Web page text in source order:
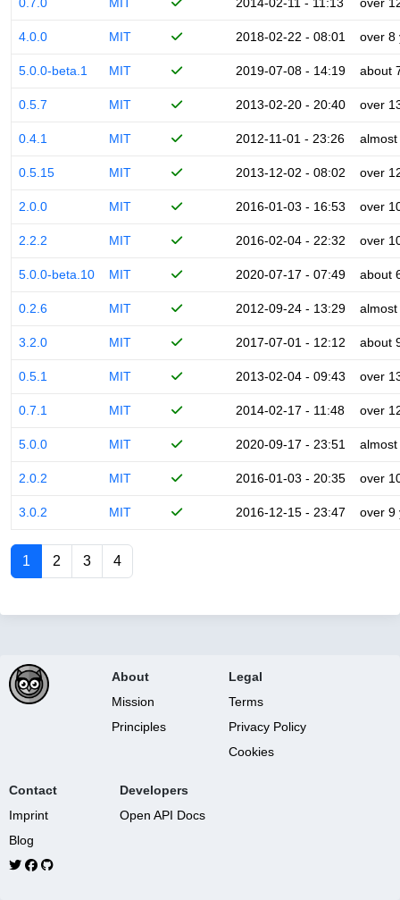
4.0.0 MIT 2018-02-22 - 08:01 over 8
5.0.0-beta.1 MIT 2019-07-08 - 14:19 about
0.5.7 MIT 2013-02-20 - 20:40 over
0.4.1 MIT 2012-11-01 - 23:26
0.5.15 MIT 2013-12-02 - 08:02 over
2.0.0 MIT 2016-01-03 - 16:53 over
2.2.2 MIT 2016-02-04 - 22:32 over
5.0.0-beta.10 MIT 2020-07-17 - 07:49 about
0.2.6 MIT 2012-09-24 - 13:29
3.2.0 MIT 2017-07-01 - 12:12 about
0.5.1 MIT 2013-02-04 - 09:43 over
0.7.1 MIT 2014-02-17 - 11:48 over
5.0.0 MIT 2020-09-17 - 23:51
2.0.2 MIT 2016-01-03 - 20:35 over
3.0.2 MIT 2016-12-15 - 23:47 over 9
1 2 3 4
About
Mission
Principles
Legal
Terms
Privacy Policy
Cookies
Contact
Imprint
Blog
Developers
Open API Docs